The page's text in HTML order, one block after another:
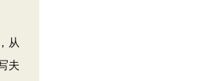
从
夫